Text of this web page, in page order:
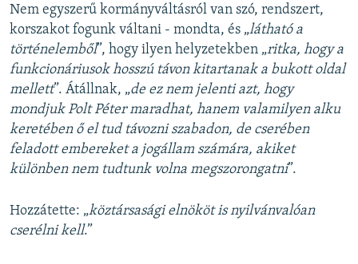
Nem egyszerű kormányváltásról van szó, rendszert,
korszakot fogunk váltani - mondta, és „látható a
történelemből”, hogy ilyen helyzetekben „ritka, hogy a
funkcionáriusok hosszú távon kitartanak a bukott oldal
mellett”. Átállnak, „de ez nem jelenti azt, hogy
mondjuk Polt Péter maradhat, hanem valamilyen alku
keretében ő el tud távozni szabadon, de cserében
feladott embereket a jogállam számára, akiket
különben nem tudtunk volna megszorongatni”.
Hozzátette: „köztársasági elnököt is nyilvánvalóan
cserélni kell.”